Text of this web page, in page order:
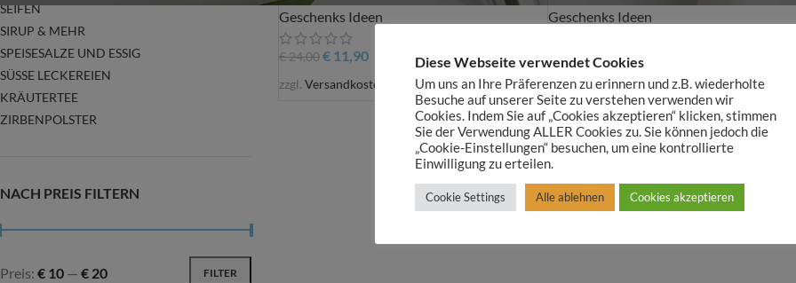
SEIFEN
SIRUP & MEHR
SPEISESALZE UND ESSIG
SÜSSE LECKEREIEN
KRÄUTERTEE
ZIRBENPOLSTER
NACH PREIS FILTERN
FILTER
Preis: € 10 — € 20
Geschenks Ideen
€24,00€11,90
zzgl. Versandkosten
Geschenks Ideen
24,00 €11,90
zzgl.Versandkosten
Diese Webseite verwendet Cookies
Um uns an Ihre Präferenzen zu erinnern und z.B. wiederholte
Besuche auf unserer Seite zu verstehen verwenden wir
Cookies. Indem Sie auf „Cookies akzeptieren“ klicken, stimmen
Sie der Verwendung ALLER Cookies zu. Sie können jedoch die
„Cookie-Einstellungen“ besuchen, um eine kontrollierte
Einwilligung zu erteilen.
Cookie Settings Alle ablehnen Cookies akzeptieren